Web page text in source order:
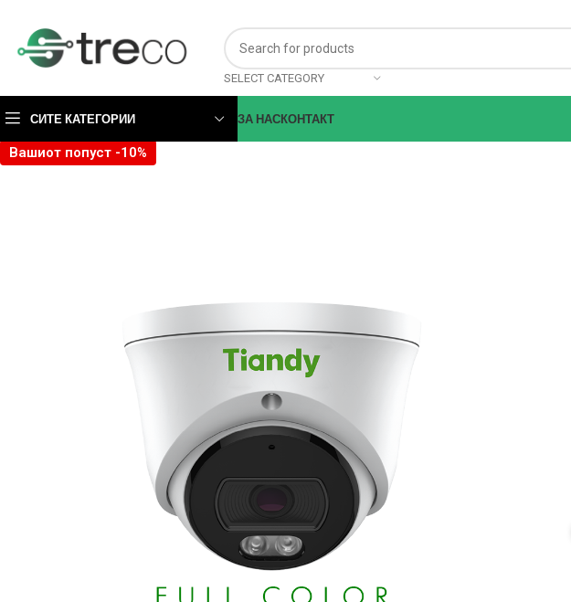
SELECT CATEGORY
СИТЕ КАТЕГОРИИ ЗА НАСКОНТАКТ
Вашиот попуст -10%